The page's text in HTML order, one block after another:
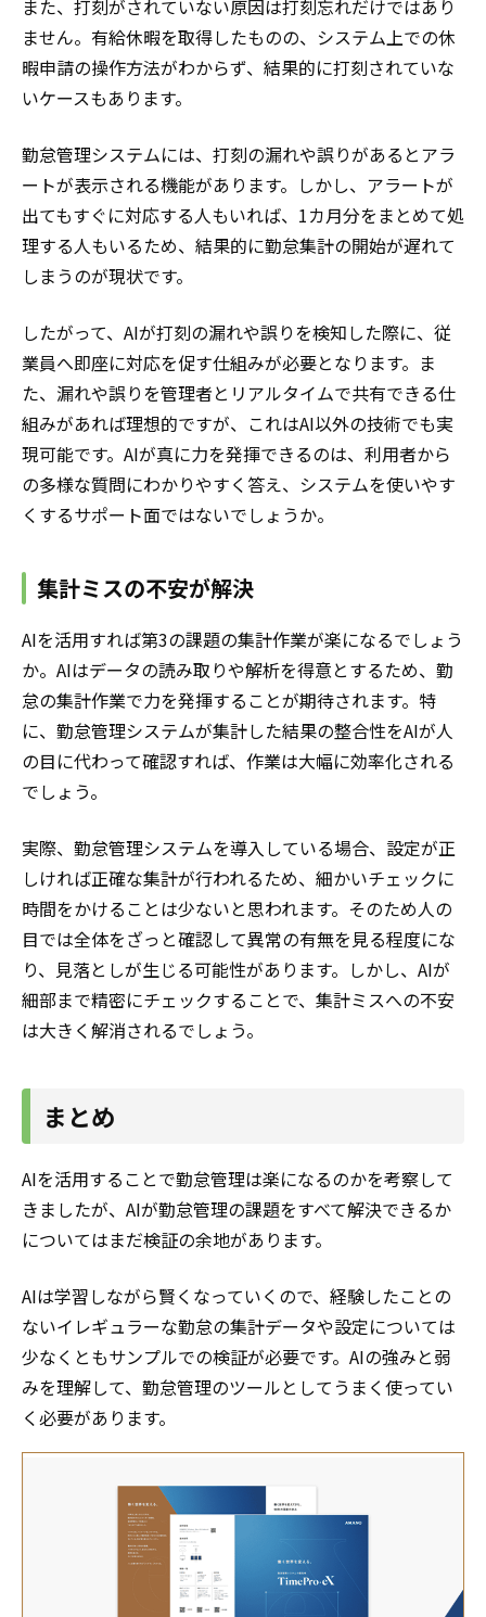
また、打刻がされていない原因は打刻忘れだけではあり
ません。有給休暇を取得したものの、システム上での休
暇申請の操作方法がわからず、結果的に打刻されていな
いケースもあります。
勤怠管理システムには、打刻の漏れや誤りがあるとアラ
ートが表示される機能があります。しかし、アラートが
出てもすぐに対応する人もいれば、1カ月分をまとめて処
理する人もいるため、結果的に勤怠集計の開始が遅れて
しまうのが現状です。
したがって、AIが打刻の漏れや誤りを検知した際に、従
業員へ即座に対応を促す仕組みが必要となります。ま
た、漏れや誤りを管理者とリアルタイムで共有できる仕
組みがあれば理想的ですが、これはAI以外の技術でも実
現可能です。AIが真に力を発揮できるのは、利用者から
の多様な質問にわかりやすく答え、システムを使いやす
くするサポート面ではないでしょうか。
集計ミスの不安が解決
AIを活用すれば第3の課題の集計作業が楽になるでしょう
か。AIはデータの読み取りや解析を得意とするため、勤
怠の集計作業で力を発揮することが期待されます。特
に、勤怠管理システムが集計した結果の整合性をAIが人
の目に代わって確認すれば、作業は大幅に効率化される
でしょう。
実際、勤怠管理システムを導入している場合、設定が正
しければ正確な集計が行われるため、細かいチェックに
時間をかけることは少ないと思われます。そのため人の
目では全体をざっと確認して異常の有無を見る程度にな
り、見落としが生じる可能性があります。しかし、AIが
細部まで精密にチェックすることで、集計ミスへの不安
は大きく解消されるでしょう。
まとめ
AIを活用することで勤怠管理は楽になるのかを考察して
きましたが、AIが勤怠管理の課題をすべて解決できるか
についてはまだ検証の余地があります。
AIは学習しながら賢くなっていくので、経験したことの
ないイレギュラーな勤怠の集計データや設定については
少なくともサンプルでの検証が必要です。AIの強みと弱
みを理解して、勤怠管理のツールとしてうまく使ってい
く必要があります。